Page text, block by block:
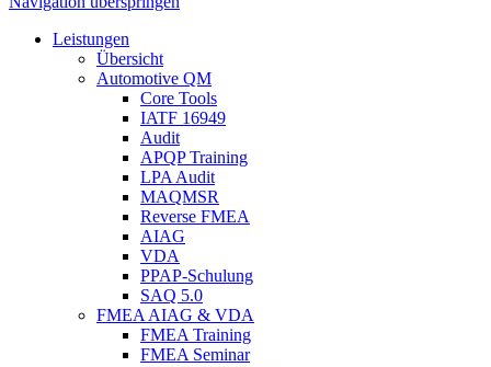
Leistungen
Übersicht
Automotive QM
Core Tools
IATF 16949
Audit
APQP Training
LPA Audit
MAQMSR
Reverse FMEA
AIAG
VDA
PPAP-Schulung
SAQ 5.0
FMEA AIAG & VDA
FMEA Training
FMEA Seminar